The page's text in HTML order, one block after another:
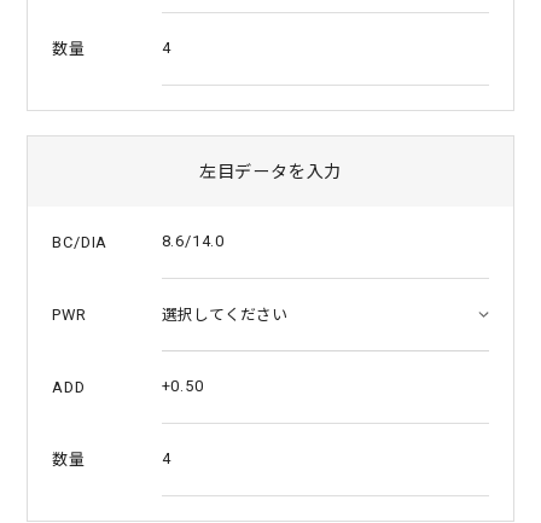
数量 4
左目データを入力
BC/DIA 8.6/14.0
PWR
ADD +0.50
数量 4